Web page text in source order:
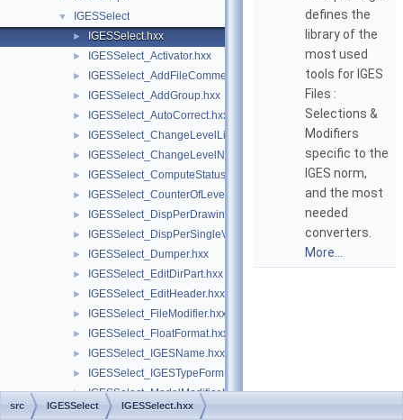
▼ IGESSelect
► IGESSelect.hxx
► IGESSelect_Activator.hxx
► IGESSelect_AddFileComment.hxx
► IGESSelect_AddGroup.hxx
► IGESSelect_AutoCorrect.hxx
► IGESSelect_ChangeLevelList.hxx
► IGESSelect_ChangeLevelNumber.hxx
► IGESSelect_ComputeStatus.hxx
► IGESSelect_CounterOfLevelNumber.hxx
► IGESSelect_DispPerDrawing.hxx
► IGESSelect_DispPerSingleView.hxx
► IGESSelect_Dumper.hxx
► IGESSelect_EditDirPart.hxx
► IGESSelect_EditHeader.hxx
► IGESSelect_FileModifier.hxx
► IGESSelect_FloatFormat.hxx
► IGESSelect_IGESName.hxx
► IGESSelect_IGESTypeForm.hxx
► IGESSelect_ModelModifier.hxx
► IGESSelect_RebuildDrawings.hxx
defines the
library of the
most used
tools for IGES
Files :
Selections &
Modifiers
specific to the
IGES norm,
and the most
needed
converters.
More...
src IGESSelect IGESSelect.hxx